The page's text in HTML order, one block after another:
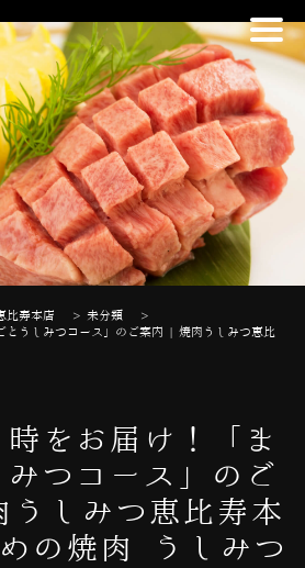
比寿本店 >未分類
>
とうしみつコース」のご案内 | 焼肉うしみつ恵比
をお届け！「ま
つコース」のご
しみつ恵比寿本
の焼肉 うしみつ